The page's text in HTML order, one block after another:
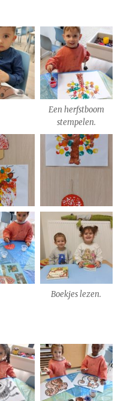
Een herfstboom
stempelen.
Boekjes lezen.